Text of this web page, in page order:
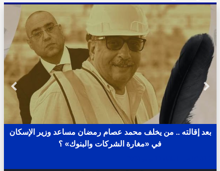
بعد إقالته .. من يخلف محمد عصام رمضان مساعد وزير الإسكان
في «مغارة الشركات والبنوك» ؟